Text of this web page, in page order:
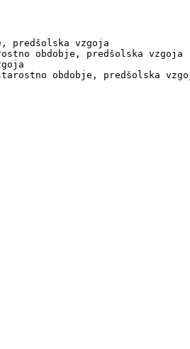
predšolska vzgoja
obdobje, predšolska vzgoja
obdobje, predšolska